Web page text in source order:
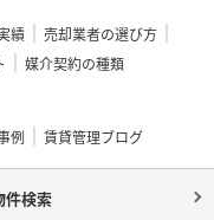
績
売却業者の選び方
媒介契約の種類
例 賃貸管理ブログ
件検索